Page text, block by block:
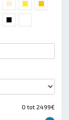
0 tot 2499€